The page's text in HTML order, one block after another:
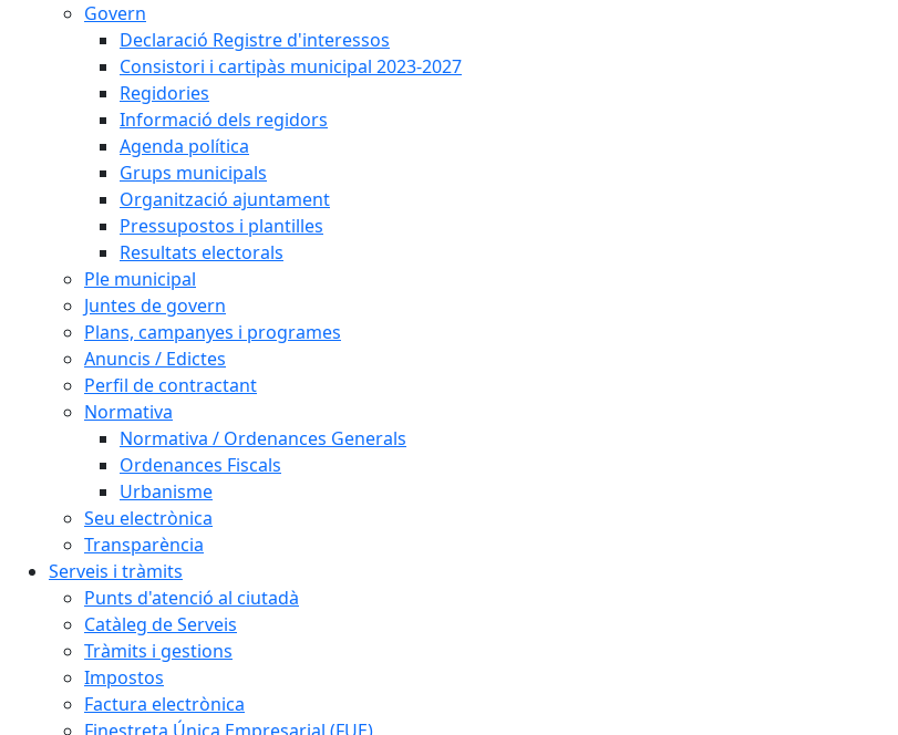
Govern
Declaració Registre d'interessos
Consistori i cartipàs municipal 2023-2027
Regidories
Informació dels regidors
Agenda política
Grups municipals
Organització ajuntament
Pressupostos i plantilles
Resultats electorals
Ple municipal
Juntes de govern
Plans, campanyes i programes
Anuncis / Edictes
Perfil de contractant
Normativa
Normativa / Ordenances Generals
Ordenances Fiscals
Urbanisme
Seu electrònica
Transparència
Serveis i tràmits
Punts d'atenció al ciutadà
Catàleg de Serveis
Tràmits i gestions
Impostos
Factura electrònica